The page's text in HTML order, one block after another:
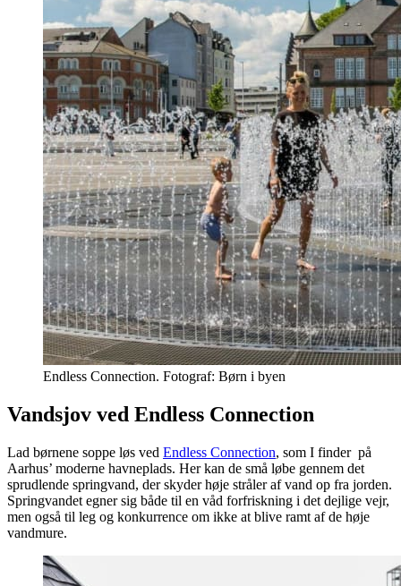
Endless Connection. Fotograf: Børn i byen
Vandsjov ved Endless Connection
Lad børnene soppe løs ved Endless Connection, som I finder på
Aarhus’ moderne havneplads. Her kan de små løbe gennem det
sprudlende springvand, der skyder høje stråler af vand op fra jorden.
Springvandet egner sig både til en våd forfriskning i det dejlige vejr,
men også til leg og konkurrence om ikke at blive ramt af de høje
vandmure.